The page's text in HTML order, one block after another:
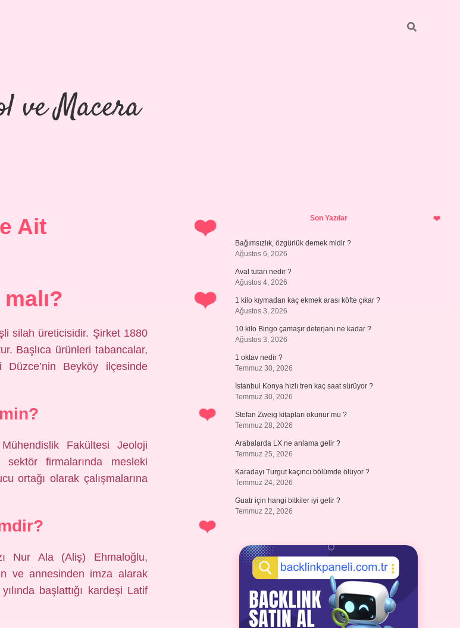
ve Macera
Ait
silah üreticisidir. Şirket 1880
Başlıca ürünleri tabancalar,
Beyköy ilçesinde
Fakültesi Jeoloji
firmalarında mesleki
ortağı olarak çalışmalarına
Nur Ala (Aliş) Ehmaloğlu,
ve annesinden imza alarak
başlattığı kardeşi Latif
SidebarSon Yazılar
Bağımsızlık, özgürlük demek midir ?
Ağustos 6, 2026
Aval tutarı nedir ?
Ağustos 4, 2026
1 kilo kıymadan kaç ekmek arası köfte çıkar ?
Ağustos 3, 2026
10 kilo Bingo çamaşır deterjanı ne kadar ?
Ağustos 3, 2026
1 oktav nedir ?
Temmuz 30, 2026
İstanbul Konya hızlı tren kaç saat sürüyor ?
Temmuz 30, 2026
Stefan Zweig kitapları okunur mu ?
Temmuz 28, 2026
Arabalarda LX ne anlama gelir ?
Temmuz 25, 2026
Karadayı Turgut kaçıncı bölümde ölüyor ?
Temmuz 24, 2026
Guatr için hangi bitkiler iyi gelir ?
Temmuz 22, 2026